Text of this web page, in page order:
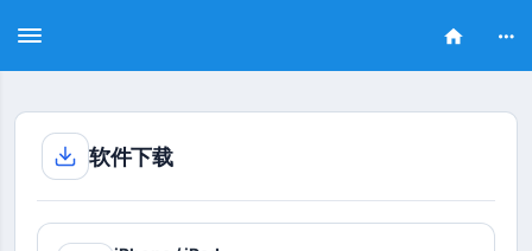
Toggle
Toggle
软件下载